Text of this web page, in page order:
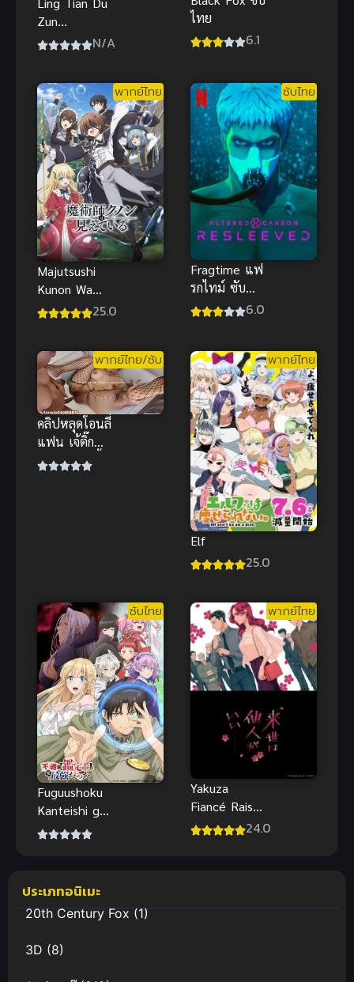
Zun
(Supreme
เทียนพลิก
ชะตาสวรรค์
N/A
ไทย
6.1
พากย์ไทย
Majutsushi
Kunon Wa
Mieteiru จอม
ซับไทย
25.0
ซับไทย
Fragtime แฟ
รกไทม์ ซับ
ไทย
6.0
พากย์ไทย/ซับ
คลิปหลุดโอนลี่
แฟน เจ้ติ๊ก
อมของเล่นบิ้
พากย์ไทย
Elf
25.0
ซับไทย
Fuguushoku
Kanteishi ga
Jitsu wa
ประเมินไร้โชค
ที่จริงเทพหลุด
โลก
พากย์ไทย
Yakuza
Fiancé Raise
wa Tanin ga24.0
ประเภทอนิเมะ
20th Century Fox(1)
3D (8)